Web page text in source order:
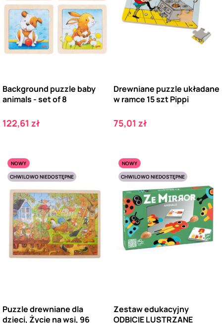
Background puzzle baby
animals - set of 8
Cena
122,61 zł
Drewniane puzzle układane
w ramce 15 szt Pippi
Cena
75,01 zł
NOWY
CHWILOWO NIEDOSTĘPNE
Puzzle drewniane dla
dzieci, Życie na wsi, 96
NOWY
CHWILOWO NIEDOSTĘPNE
Zestaw edukacyjny
ODBICIE LUSTRZANE